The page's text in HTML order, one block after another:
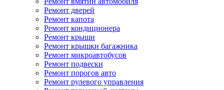
Ремонт дверей
Ремонт капота
Ремонт кондиционера
Ремонт крыши
Ремонт крышки багажника
Ремонт микроавтобусов
Ремонт подвески
Ремонт порогов авто
Ремонт рулевого управления